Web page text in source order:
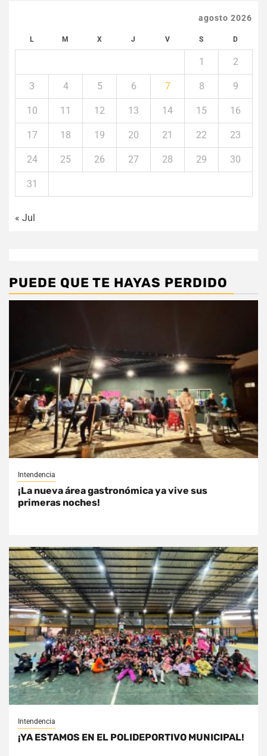
agosto 2026
L M X J V S D
1 2
3 4 5 6 7 8 9
10 11 12 13 14 15 16
17 18 19 20 21 22 23
24 25 26 27 28 29 30
31
« Jul
PUEDE QUE TE HAYAS PERDIDO
Intendencia
¡La nueva área gastronómica ya vive sus
primeras noches!
Intendencia
¡YA ESTAMOS EN EL POLIDEPORTIVO MUNICIPAL!